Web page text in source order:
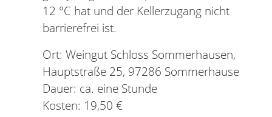
12 °C hat und der Kellerzugang nicht
barrierefrei ist.
Ort: Weingut Schloss Sommerhausen,
Hauptstraße 25, 97286 Sommerhausen
Dauer: ca. eine Stunde
Kosten: 19,50 €